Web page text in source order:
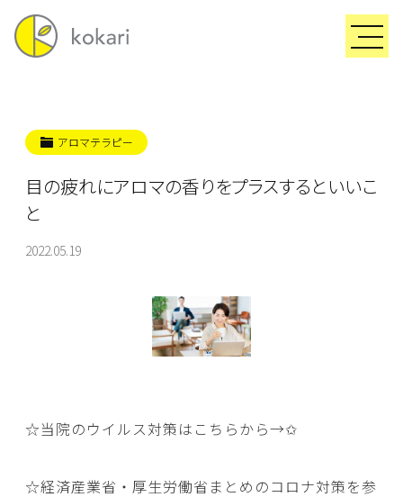
アロマテラピー
目の疲れにアロマの香りをプラスするといいこ
と
2022.05.19
☆当院のウイルス対策はこちらから→✩
☆経済産業省・厚生労働省まとめのコロナ対策を参